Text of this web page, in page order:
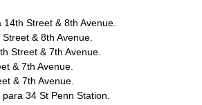
14th Street & 8th Avenue.
& 8th Avenue.
Street & 7th Avenue.
& 7th Avenue.
& 7th Avenue.
para 34 St Penn Station.